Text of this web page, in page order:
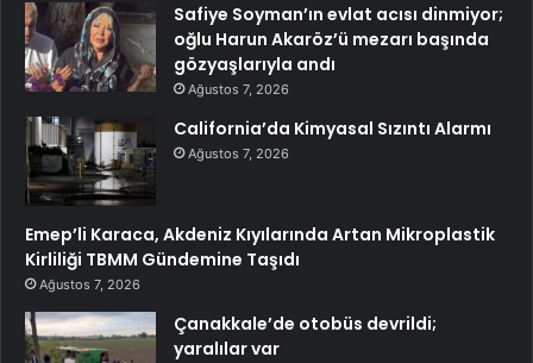
Safiye Soyman’ın evlat acısı dinmiyor;
oğlu Harun Akaröz’ü mezarı başında
gözyaşlarıyla andı
Ağustos 7, 2026
California’da Kimyasal Sızıntı Alarmı
Ağustos 7, 2026
Emep’li Karaca, Akdeniz Kıyılarında Artan Mikroplastik
Kirliliği TBMM Gündemine Taşıdı
Ağustos 7, 2026
Çanakkale’de otobüs devrildi;
yaralılar var